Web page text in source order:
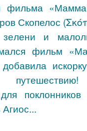
фильма
Скопелос
и
фильм
для